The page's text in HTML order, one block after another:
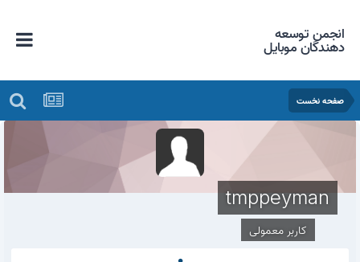
انجمن توسعه
دهندگان موبایل
صفحه نخست
tmppeyman
کاربر معمولی